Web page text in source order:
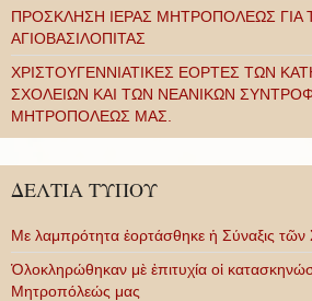
ΠΡΟΣΚΛΗΣΗ ΙΕΡΑΣ ΜΗΤΡΟΠΟΛΕΩΣ ΓΙΑ
ΑΓΙΟΒΑΣΙΛΟΠΙΤΑΣ
ΧΡΙΣΤΟΥΓΕΝΝΙΑΤΙΚΕΣ ΕΟΡΤΕΣ ΤΩΝ
ΣΧΟΛΕΙΩΝ ΚΑΙ ΤΩΝ ΝΕΑΝΙΚΩΝ
ΜΗΤΡΟΠΟΛΕΩΣ ΜΑΣ.
ΔΕΛΤΙΑ ΤΥΠΟΥ
Με λαμπρότητα ἑορτάσθηκε ἡ Σύναξις τῶν
Ὁλοκληρώθηκαν μὲ ἐπιτυχία οἱ
Μητροπόλεώς μας